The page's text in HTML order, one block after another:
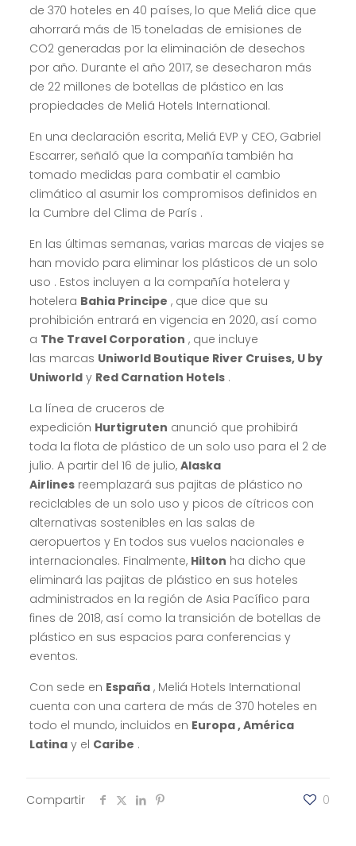
de 370 hoteles en 40 países, lo que Meliá dice que
ahorrará más de 15 toneladas de emisiones de
CO2 generadas por la eliminación de desechos
por año. Durante el año 2017, se desecharon más
de 22 millones de botellas de plástico en las
propiedades de Meliá Hotels International.
En una declaración escrita, Meliá EVP y CEO, Gabriel
Escarrer, señaló que la compañía también ha
tomado medidas para combatir el cambio
climático al asumir los compromisos definidos en
la Cumbre del Clima de París .
En las últimas semanas, varias marcas de viajes se
han movido para eliminar los plásticos de un solo
uso . Estos incluyen a la compañía hotelera y
hotelera Bahia Principe , que dice que su
prohibición entrará en vigencia en 2020, así como
a The Travel Corporation , que incluye
las marcas Uniworld Boutique River Cruises, U by
Uniworldy Red Carnation Hotels.
La línea de cruceros de
expedición Hurtigruten anunció que prohibirá
toda la flota de plástico de un solo uso para el 2 de
julio. A partir del 16 de julio, Alaska
Airlinesreemplazará sus pajitas de plástico no
reciclables de un solo uso y picos de cítricos con
alternativas sostenibles en las salas de
aeropuertos y En todos sus vuelos nacionales e
internacionales. Finalmente, Hilton ha dicho que
eliminará las pajitas de plástico en sus hoteles
administrados en la región de Asia Pacífico para
fines de 2018, así como la transición de botellas de
plástico en sus espacios para conferencias y
eventos.
Con sede en España, Meliá Hotels International
cuenta con una cartera de más de 370 hoteles en
todo el mundo, incluidos en Europa , América
Latinay el Caribe .
Compartir 0